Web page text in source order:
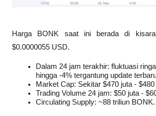
Harga BONK saat ini berada di
$0.0000055 USD.
Dalam 24 jam terakhir: fluktuasi
hingga -4% tergantung update
Market Cap: Sekitar $470 juta - $480
Trading Volume 24 jam: $50 juta -
Circulating Supply: ~88 triliun BONK.